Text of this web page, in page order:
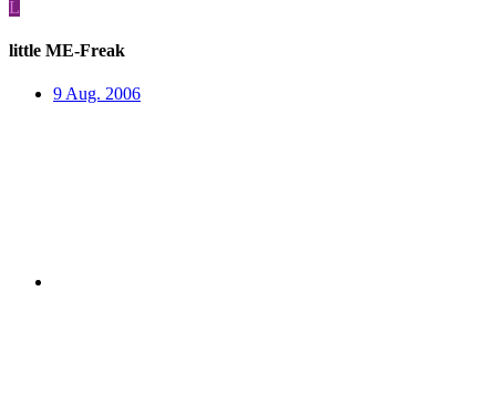
L
little ME-Freak
9 Aug. 2006